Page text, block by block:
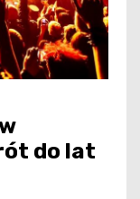
do lat